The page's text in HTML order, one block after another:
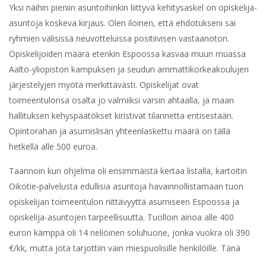
Yksi näihin pieniin asuntoihinkin liittyvä kehitysaskel on opiskelija-
asuntoja koskeva kirjaus. Olen iloinen, että ehdotukseni sai
ryhmien välisissä neuvotteluissa positiivisen vastaanoton.
Opiskelijoiden määrä etenkin Espoossa kasvaa muun muassa
Aalto-yliopiston kampuksen ja seudun ammattikorkeakoulujen
järjestelyjen myötä merkittävästi. Opiskelijat ovat
toimeentulonsa osalta jo valmiiksi varsin ahtaalla, ja maan
hallituksen kehyspäätökset kiristivät tilannetta entisestään.
Opintorahan ja asumislisän yhteenlaskettu määrä on tällä
hetkellä alle 500 euroa.
Taannoin kun ohjelma oli ensimmäistä kertaa listalla, kartoitin
Oikotie-palvelusta edullisia asuntoja havainnollistamaan tuon
opiskelijan toimeentulon riittävyyttä asumiseen Espoossa ja
opiskelija-asuntojen tarpeellisuutta. Tuolloin ainoa alle 400
euron kämppä oli 14 neliöinen soluhuone, jonka vuokra oli 390
€/kk, mutta jota tarjottiin vain miespuolisille henkilöille. Tänä